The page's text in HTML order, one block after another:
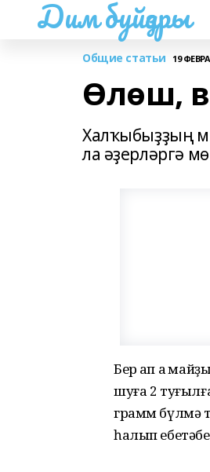
Дим буйҙары
Общие статьи 19
Өлөш,
Халҡыбыҙҙың
ла әҙерләргә
Бер ҡап аҡ
шуға 2
грамм бүлмә
һалып